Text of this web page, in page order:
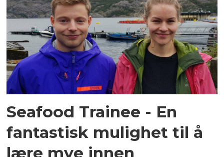
Seafood Trainee - En
fantastisk mulighet til å
lære mye innen